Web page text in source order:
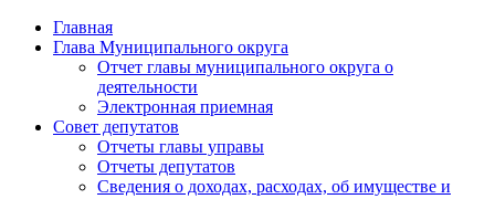
Главная
Глава Муниципального округа
Отчет главы муниципального округа о
деятельности
Электронная приемная
Совет депутатов
Отчеты главы управы
Отчеты депутатов
Сведения о доходах, расходах, об имуществе и